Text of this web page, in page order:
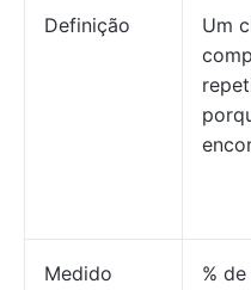
Definição
Um
Medido
%